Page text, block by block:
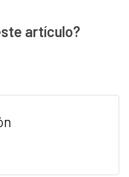
artículo?